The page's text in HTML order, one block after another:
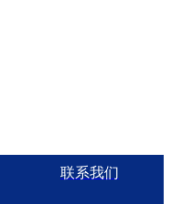
联系我们